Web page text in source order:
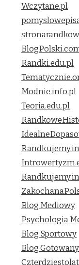
Wczytane.pl
Randki.edu.pl
Modnie.info.pl
Teoria.edu.pl
Blog Mediowy
Psychologia
Blog Sportowy
Blog Gotowany